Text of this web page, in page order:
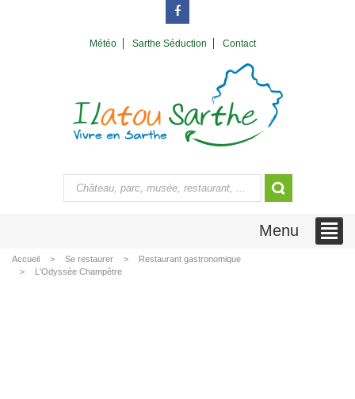
Météo Sarthe Séduction Contact
Menu
Accueil Se restaurer
Restaurant gastronomique
L'Odyssée Champêtre